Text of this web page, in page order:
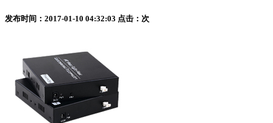
发布时间：2017-01-10 04:32:03 点击： 次